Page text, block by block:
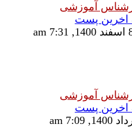
آموزشی
اخرین پست
آموزشی
اخرین پست